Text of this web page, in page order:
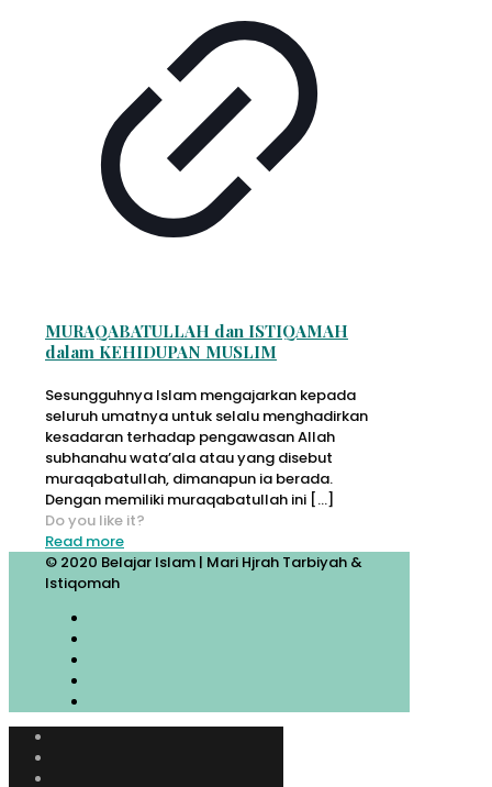
MURAQABATULLAH dan ISTIQAMAH
dalam KEHIDUPAN MUSLIM
Sesungguhnya Islam mengajarkan kepada
seluruh umatnya untuk selalu menghadirkan
kesadaran terhadap pengawasan Allah
subhanahu wata’ala atau yang disebut
muraqabatullah, dimanapun ia berada.
Dengan memiliki muraqabatullah ini […]
Do you like it?
Read more
© 2020 Belajar Islam | Mari Hjrah Tarbiyah &
Istiqomah